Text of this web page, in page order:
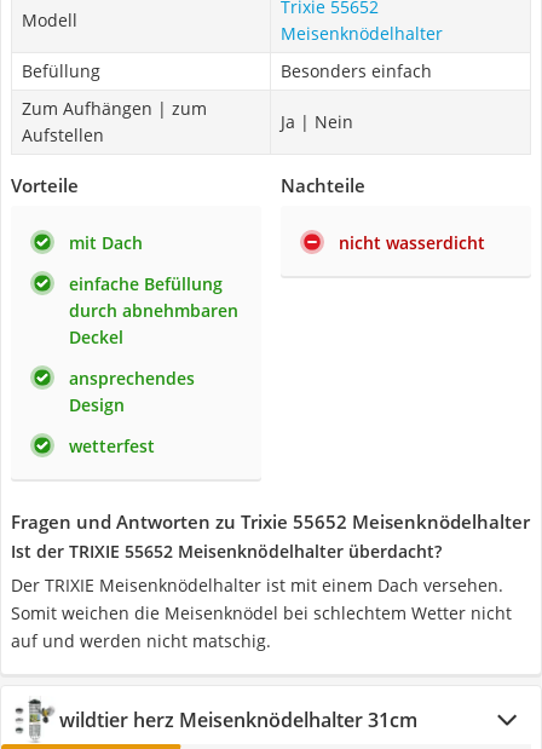
Modell
Trixie 55652
Meisenknödelhalter
Befüllung
Besonders einfach
Zum Aufhängen | zum
Aufstellen
Ja | Nein
Vorteile
mit Dach
einfache Befüllung
durch abnehmbaren
Deckel
ansprechendes
Design
wetterfest
Nachteile
nicht wasserdicht
Fragen und Antworten zu Trixie 55652 Meisenknödelhalter
Ist der TRIXIE 55652 Meisenknödelhalter überdacht?
Der TRIXIE Meisenknödelhalter ist mit einem Dach versehen.
Somit weichen die Meisenknödel bei schlechtem Wetter nicht
auf und werden nicht matschig.
wildtier herz Meisenknödelhalter 31cm